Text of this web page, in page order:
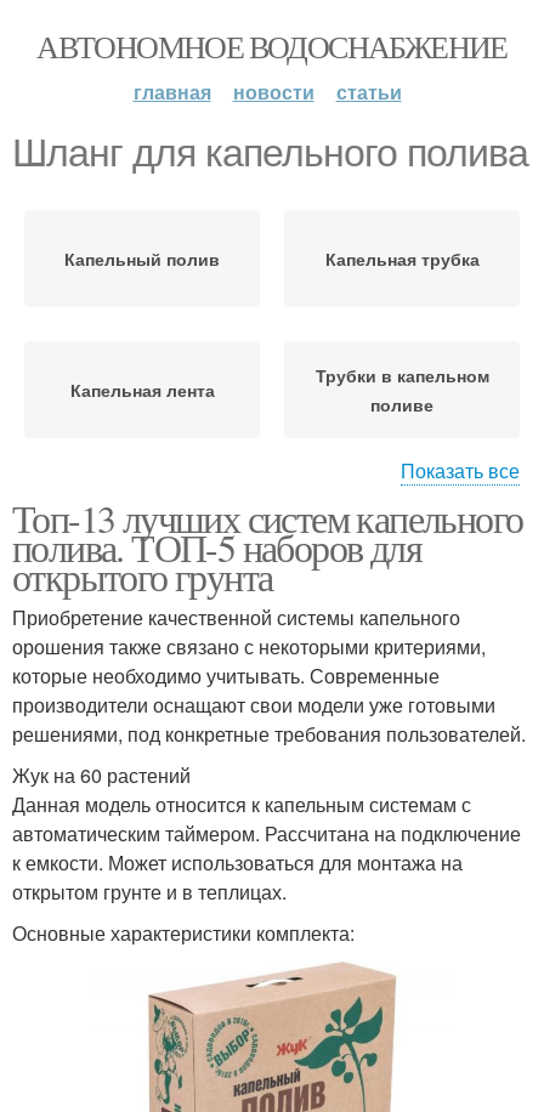
АВТОНОМНОЕ ВОДОСНАБЖЕНИЕ
главная новости статьи
Шланг для капельного полива
Капельный полив Капельная трубка
Капельная лента
Трубки в капельном
поливе
Цены на шланги Автоматический полив
Полив для дачи Полив для теплицы
Показать все
Топ-13 лучших систем капельного
полива. ТОП-5 наборов для
открытого грунта
Приобретение качественной системы капельного
орошения также связано с некоторыми критериями,
которые необходимо учитывать. Современные
производители оснащают свои модели уже готовыми
решениями, под конкретные требования пользователей.
Жук на 60 растений
Данная модель относится к капельным системам с
автоматическим таймером. Рассчитана на подключение
к емкости. Может использоваться для монтажа на
открытом грунте и в теплицах.
Основные характеристики комплекта: